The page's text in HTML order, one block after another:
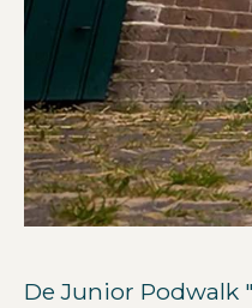
De Junior Podwalk